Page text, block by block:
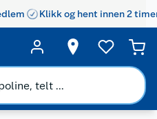
Klikk og hent innen 2